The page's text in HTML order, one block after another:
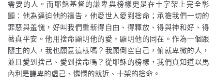
需要的人。而耶穌基督的謙卑與榜樣更是在十字架上完全彰
顯：他為逼迫他的禱告，他愛世人愛到捨命；承擔我們一切的
罪惡與羞愧，好叫我們重新得自由、得釋放、得與神和好、得
著真平安。他用捨命顯明他的愛，顯明他的同在。作為一個跟
隨主的人，我也願意這樣嗎？我願倒空自己，俯就卑微的人，
並且愛到捨己、愛到捨命嗎？從耶穌的榜樣，我們真知道以馬
內利是謙卑的虛己、憐憫的就近、十架的捨命。